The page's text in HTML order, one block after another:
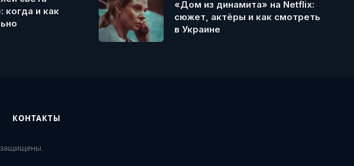
когда и как
«Дом из динамита» на Netflix:
сюжет, актёры и как смотреть
в Украине
КОНТАКТЫ
защищены.